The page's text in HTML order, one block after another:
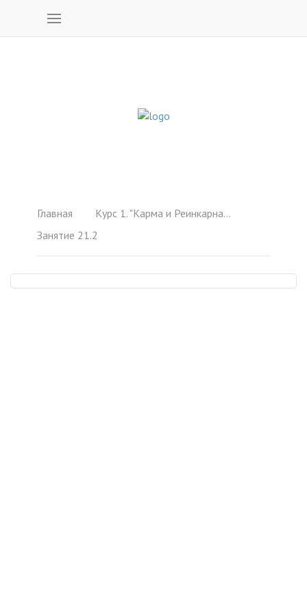
Главная
Курс 1. "Карма и Реинкарнация"
Занятие 21.2